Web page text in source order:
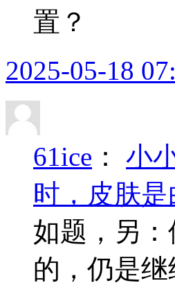
置？
2025-05-18
61ice ： 小
时，皮肤
如题，另
的，仍是